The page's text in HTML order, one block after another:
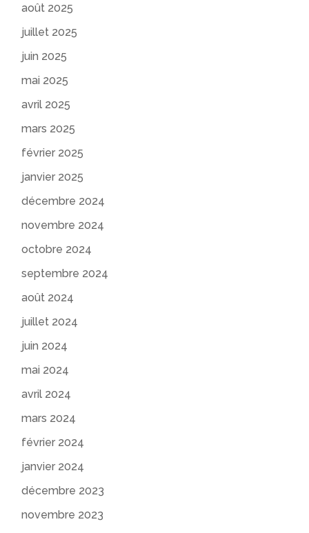
août 2025
juillet 2025
juin 2025
mai 2025
avril 2025
mars 2025
février 2025
janvier 2025
décembre 2024
novembre 2024
octobre 2024
septembre 2024
août 2024
juillet 2024
juin 2024
mai 2024
avril 2024
mars 2024
février 2024
janvier 2024
décembre 2023
novembre 2023